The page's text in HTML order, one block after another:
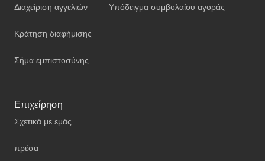
Διαχείριση αγγελιών
Κράτηση διαφήμισης
Σήμα εμπιστοσύνης
Υπόδειγμα συμβολαίου αγοράς
Επιχείρηση
Σχετικά με εμάς
πρέσα